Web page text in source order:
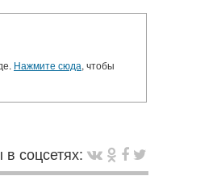
Нажмите сюда, чтобы
соцсетях: